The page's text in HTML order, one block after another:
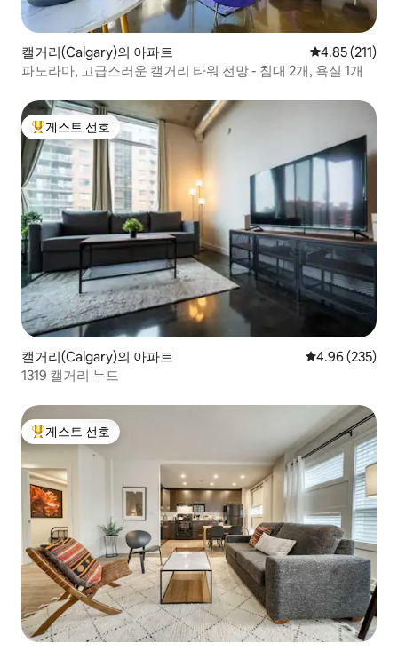
캘거리(Calgary)의 아파트 평점 4.85점(5
4.85 (211)
파노라마, 고급스러운 캘거리 타워 전망 - 침대 2개, 욕실 1개
상위 게스트 선호
게스트 선호
캘거리(Calgary)의 아파트 평점 4.96점(5
4.96 (235)
1319 캘거리 누드
상위 게스트 선호
게스트 선호